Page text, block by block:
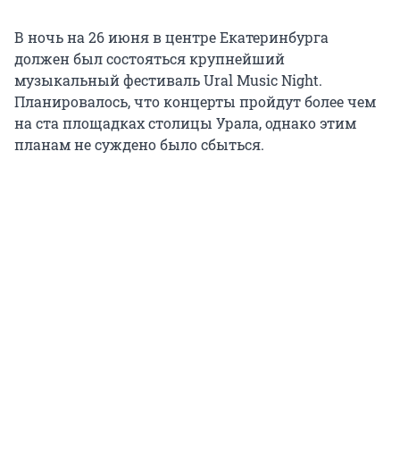
В ночь на 26 июня в центре Екатеринбурга
должен был состояться крупнейший
музыкальный фестиваль Ural Music Night.
Планировалось, что концерты пройдут более чем
на ста площадках столицы Урала, однако этим
планам не суждено было сбыться.